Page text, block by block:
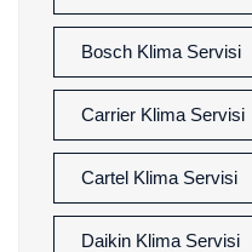
Bosch Klima Servisi
Carrier Klima Servisi
Cartel Klima Servisi
Daikin Klima Servisi